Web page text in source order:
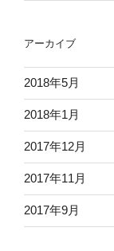
アーカイブ
2018年5月
2018年1月
2017年12月
2017年11月
2017年9月